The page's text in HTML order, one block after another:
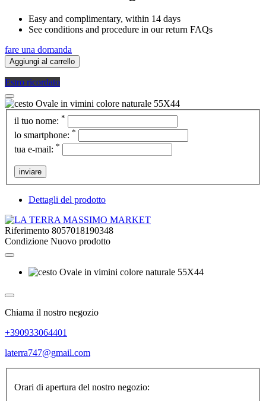
Easy and complimentary, within 14 days
See conditions and procedure in our return FAQs
fare una domanda
Aggiungi al carrello
Estro ricordato
il tuo nome: *
lo smartphone: *
tua e-mail: *
inviare
Dettagli del prodotto
Riferimento 8057018190348
Condizione Nuovo prodotto
Chiama il nostro negozio
+390933064401
laterra747@gmail.com
Orari di apertura del nostro negozio: